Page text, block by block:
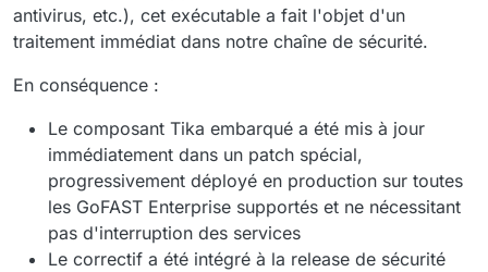
antivirus, etc.), cet exécutable a fait l'objet d'un
traitement immédiat dans notre chaîne de sécurité.
En conséquence :
Le composant Tika embarqué a été mis à jour
immédiatement dans un patch spécial,
progressivement déployé en production sur toutes
les GoFAST Enterprise supportés et ne nécessitant
pas d'interruption des services
Le correctif a été intégré à la release de sécurité